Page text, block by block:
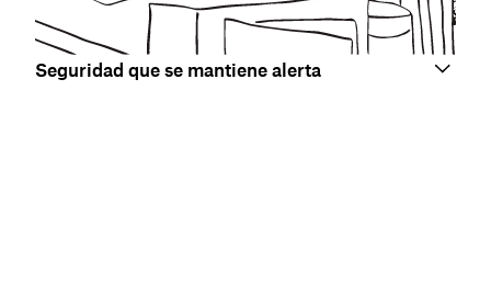
Seguridad que se mantiene alerta